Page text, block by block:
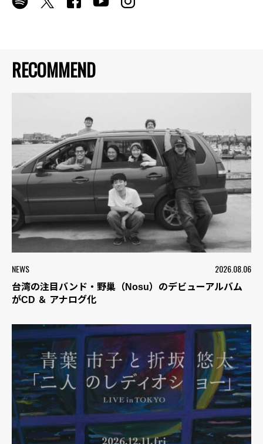
RECOMMEND
NEWS 2026.08.06
台湾の注目バンド・野巢（Nosu）のデビューアルバム
がCD ＆ アナログ化